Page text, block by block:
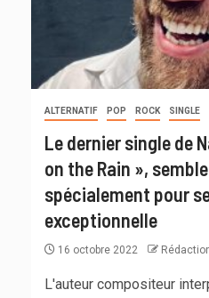
ALTERNATIF POP ROCK SINGLE
Le dernier single de
on the Rain »,
spécialement pour
exceptionnelle
16 octobre 2022
L'auteur compositeur